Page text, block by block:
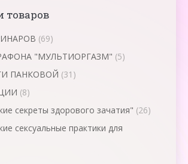
товаров
(69)
"МУЛЬТИОРГАЗМ" (5)
ПАНКОВОЙ (31)
(8)
секреты здорового зачатия" (26)
сексуальные практики для